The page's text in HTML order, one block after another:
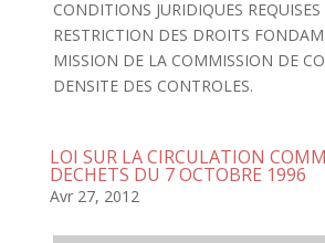
CONDITIONS JURIDIQUES
RESTRICTION DES DROITS
MISSION DE LA COMMISSION DE
DENSITE DES CONTROLES.
LOI SUR LA CIRCULATION
DECHETS DU 7 OCTOBRE 1996
Avr 27, 2012